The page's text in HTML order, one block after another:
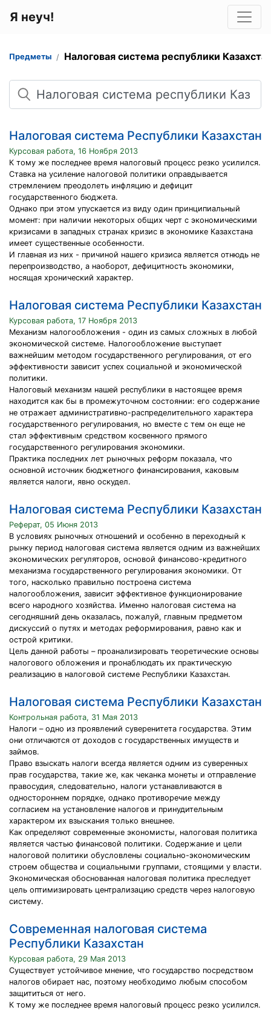
Я неуч!
Предметы Налоговая система республики
Поиск
Налоговая система Республики Казахстан
Курсовая работа, 16 Ноября 2013
К тому же последнее время налоговый процесс резко усилился.
Ставка на усиление налоговой политики оправдывается
стремлением преодолеть инфляцию и дефицит
государственного бюджета.
Однако при этом упускается из виду один принципиальный
момент: при наличии некоторых общих черт с экономическими
кризисами в западных странах кризис в экономике Казахстана
имеет существенные особенности.
И главная из них - причиной нашего кризиса является отнюдь не
перепроизводство, а наоборот, дефицитность экономики,
носящая хронический характер.
Налоговая система Республики Казахстан
Курсовая работа, 17 Ноября 2013
Механизм налогообложения - один из самых сложных в любой
экономической системе. Налогообложение выступает
важнейшим методом государственного регулирования, от его
эффективности зависит успех социальной и экономической
политики.
Налоговый механизм нашей республики в настоящее время
находится как бы в промежуточном состоянии: его содержание
не отражает административно-распределительного характера
государственного регулирования, но вместе с тем он еще не
стал эффективным средством косвенного прямого
государственного регулирования экономики.
Практика последних лет рыночных реформ показала, что
основной источник бюджетного финансирования, каковым
является налоги, явно оскудел.
Налоговая система Республики Казахстан
Реферат, 05 Июня 2013
В условиях рыночных отношений и особенно в переходный к
рынку период налоговая система является одним из важнейших
экономических регуляторов, основой финансово-кредитного
механизма государственного регулирования экономики. От
того, насколько правильно построена система
налогообложения, зависит эффективное функционирование
всего народного хозяйства. Именно налоговая система на
сегодняшний день оказалась, пожалуй, главным предметом
дискуссий о путях и методах реформирования, равно как и
острой критики.
Цель данной работы – проанализировать теоретические основы
налогового обложения и пронаблюдать их практическую
реализацию в налоговой системе Республики Казахстан.
Налоговая система Республики Казахстан
Контрольная работа, 31 Мая 2013
Налоги – одно из проявлений суверенитета государства. Этим
они отличаются от доходов с государственных имуществ и
займов.
Право взыскать налоги всегда является одним из суверенных
прав государства, такие же, как чеканка монеты и отправление
правосудия, следовательно, налоги устанавливаются в
одностороннем порядке, однако противоречие между
согласием на установление налогов и принудительным
характером их взыскания только внешнее.
Как определяют современные экономисты, налоговая политика
является частью финансовой политики. Содержание и цели
налоговой политики обусловлены социально-экономическим
строем общества и социальными группами, стоящими у власти.
Экономическая обоснованная налоговая политика преследует
цель оптимизировать централизацию средств через налоговую
систему.
Современная налоговая система
Республики Казахстан
Курсовая работа, 29 Мая 2013
Существует устойчивое мнение, что государство посредством
налогов обирает нас, поэтому необходимо любым способом
защититься от него.
К тому же последнее время налоговый процесс резко усилился.